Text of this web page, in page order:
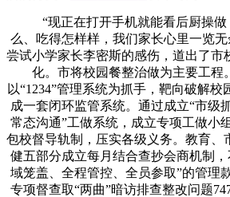
“现正在打开手机就能看后厨操做
么、吃得怎样样，我们家长心里一览
尝试小学家长李密斯的感伤，道出了市
化。市将校园餐整治做为主要工程
以“1234”管理系统为抓手，靶向破解
成一套闭环监管系统。通过成立“市级
常态沟通”工做系统，成立专项工做小
包校督导轨制，压实各级义务。教育、
健五部分成立每月结合查抄会商机制
域笼盖、全程管控、全员参取”的管理
专项督查取“两曲”暗访排查整改问题